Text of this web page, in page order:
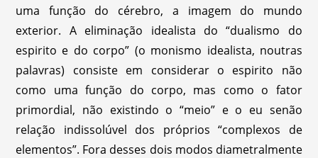
uma função do cérebro, a imagem do mundo
exterior. A eliminação idealista do “dualismo do
espirito e do corpo” (o monismo idealista, noutras
palavras) consiste em considerar o espirito não
como uma função do corpo, mas como o fator
primordial, não existindo o “meio” e o eu senão
relação indissolúvel dos próprios “complexos de
elementos”. Fora desses dois modos diametralmente